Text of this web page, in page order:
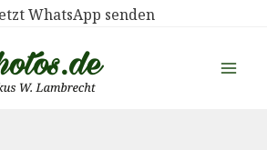
WhatsApp senden